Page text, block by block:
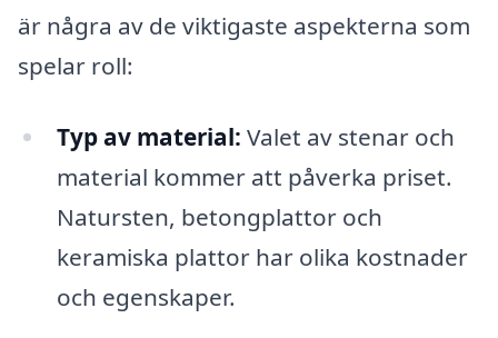
är några av de viktigaste aspekterna som
spelar roll:
Typ av material: Valet av stenar och
material kommer att påverka priset.
Natursten, betongplattor och
keramiska plattor har olika kostnader
och egenskaper.